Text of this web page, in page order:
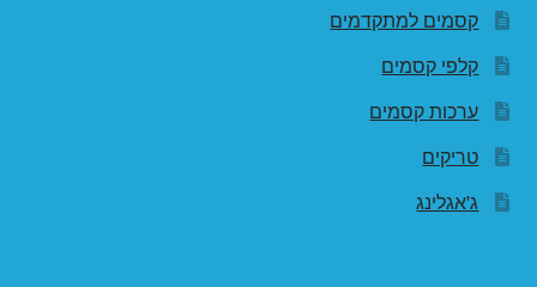
קסמים למתקדמים
קלפי קסמים
ערכות קסמים
טריקים
ג'אגלינג